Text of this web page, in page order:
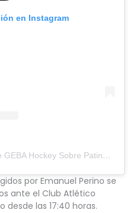
en Instagram
Una publicación compartida de GEBA Hockey Sobre Patines (@gebahockeypatin)
por Emanuel Perino se
ante el Club Atlético
desde las 17:40 horas.